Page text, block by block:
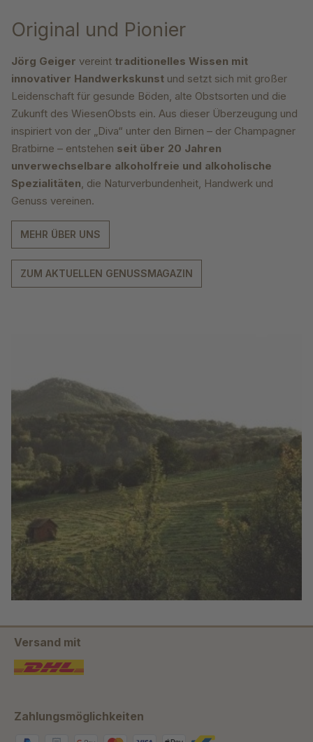
Original und Pionier
Jörg Geiger vereint traditionelles Wissen mit
innovativer Handwerkskunst und setzt sich mit großer
Leidenschaft für gesunde Böden, alte Obstsorten und die
Zukunft des WiesenObsts ein. Aus dieser Überzeugung und
inspiriert von der „Diva“ unter den Birnen – der Champagner
Bratbirne – entstehen seit über 20 Jahren
unverwechselbare alkoholfreie und alkoholische
Spezialitäten, die Naturverbundenheit, Handwerk und
Genuss vereinen.
MEHR ÜBER UNS
ZUM AKTUELLEN GENUSSMAGAZIN
Versand mit
Zahlungsmöglichkeiten